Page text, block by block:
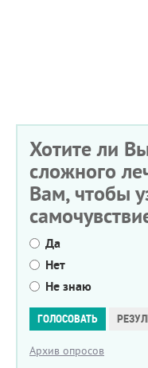
Хотите ли
сложного
Вам, чтобы
Да
Нет
Не знаю
ГОЛОСОВАТЬ
Архив опросов